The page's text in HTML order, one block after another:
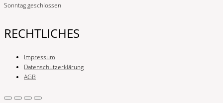
Sonntag geschlossen
RECHTLICHES
Impressum
Datenschutzerklärung
AGB